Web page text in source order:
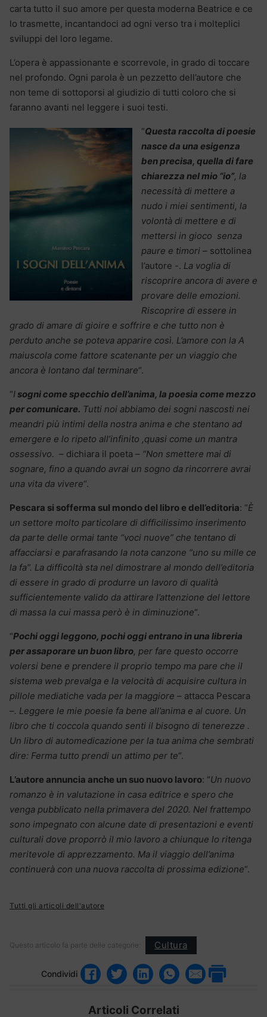
carta tutto il suo amore per questa moderna Beatrice e ce
lo trasmette, incantandoci ad ogni verso tra i molteplici
sviluppi del loro legame.
L’opera è appassionante e scorrevole, in grado di toccare
nel profondo. Ogni parola è un pezzetto dell’autore che
non teme di sottoporsi al giudizio di tutti coloro che si
faranno avanti nel leggere i suoi testi.
“Questa raccolta di poesie
nasce da una esigenza
ben precisa, quella di fare
chiarezza nel mio “io”, la
necessità di mettere a
nudo i miei sentimenti, la
volontà di mettere e di
mettersi in gioco senza
paure e timori – sottolinea
l’autore -. La voglia di
riscoprire ancora di avere e
provare delle emozioni.
Riscoprire di essere in
grado di amare di gioire e soffrire e che tutto non è
perduto anche se poteva apparire così. L’amore con la A
maiuscola come fattore scatenante per un viaggio che
ancora è lontano dal terminare“.
“Isogni come specchio dell’anima, la poesia come mezzo
per comunicare. Tutti noi abbiamo dei sogni nascosti nei
meandri più intimi della nostra anima e che stentano ad
emergere e lo ripeto all’infinito ,quasi come un mantra
ossessivo. – dichiara il poeta – “Non smettere mai di
sognare, fino a quando avrai un sogno da rincorrere avrai
una vita da vivere“.
Pescara si sofferma sul mondo del libro e dell’editoria: “È
un settore molto particolare di difficilissimo inserimento
da parte delle ormai tante “voci nuove” che tentano di
affacciarsi e parafrasando la nota canzone “uno su mille ce
la fa”. La difficoltà sta nel dimostrare al mondo dell’editoria
di essere in grado di produrre un lavoro di qualità
sufficientemente valido da attirare l’attenzione del lettore
di massa la cui massa però è in diminuzione“.
“Pochi oggi leggono, pochi oggi entrano in una libreria
per assaporare un buon libro, per fare questo occorre
volersi bene e prendere il proprio tempo ma pare che il
sistema web prevalga e la velocità di acquisire cultura in
pillole mediatiche vada per la maggiore – attacca Pescara
–. Leggere le mie poesie fa bene all’anima e al cuore. Un
libro che ti coccola quando senti il bisogno di tenerezze .
Un libro di automedicazione per la tua anima che sembrati
dire: Ferma tutto prendi un attimo per te“.
L’autore annuncia anche un suo nuovo lavoro: “Un nuovo
romanzo è in valutazione in casa editrice e spero che
venga pubblicato nella primavera del 2020. Nel frattempo
sono impegnato con alcune date di presentazioni e eventi
culturali dove proporrò il mio lavoro a chiunque lo ritenga
meritevole di apprezzamento. Ma il viaggio dell’anima
continuerà con una nuova raccolta di prossima edizione“.
Tutti gli articoli dell'autore
Questo articolo fa parte delle categorie: Cultura
Condividi
Articoli Correlati